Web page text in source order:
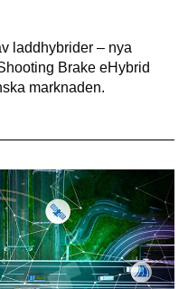
laddhybrider – nya
Brake eHybrid
marknaden.